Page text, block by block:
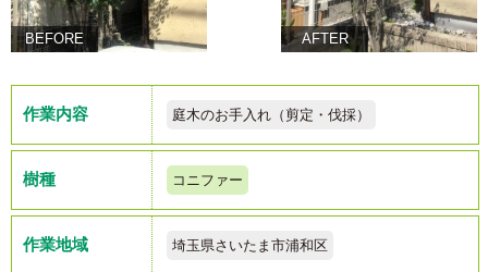
BEFORE AFTER
作業内容 庭木のお手入れ（剪定・伐採）
樹種 コニファー
作業地域 埼玉県さいたま市浦和区